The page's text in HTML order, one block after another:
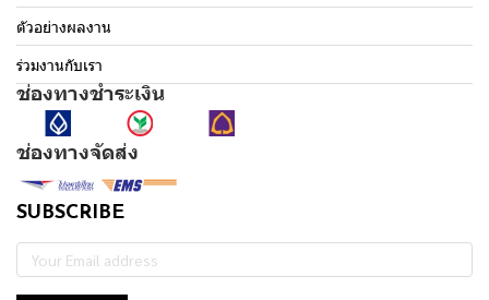
ตัวอย่างผลงาน
ร่วมงานกับเรา
ช่องทางชำระเงิน
ช่องทางจัดส่ง
SUBSCRIBE